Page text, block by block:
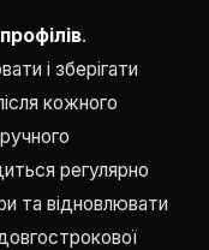
.
і зберігати
кожного
регулярно
та відновлювати